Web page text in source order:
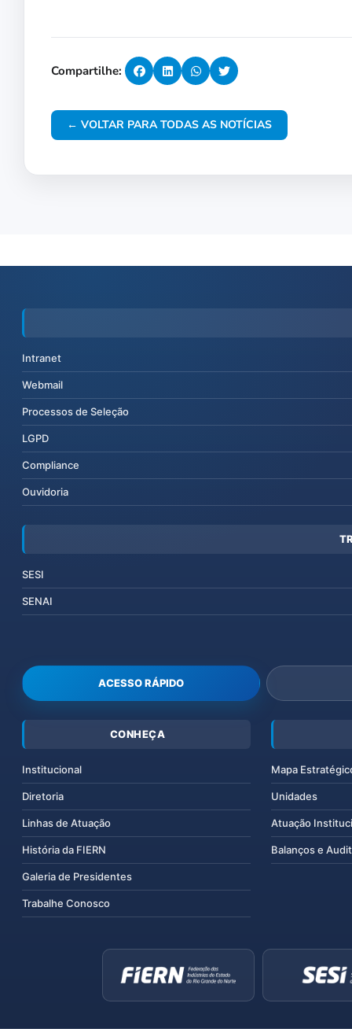
Compartilhe:
← VOLTAR PARA TODAS AS NOTÍCIAS
Intranet
Webmail
Processos de Seleção
LGPD
Compliance
Ouvidoria
SESI
SENAI
ACESSO RÁPIDO
CONHEÇA
Institucional
Diretoria
Linhas de Atuação
História da FIERN
Galeria de Presidentes
Trabalhe Conosco
Mapa
Unidades
Atuação
Balanços e